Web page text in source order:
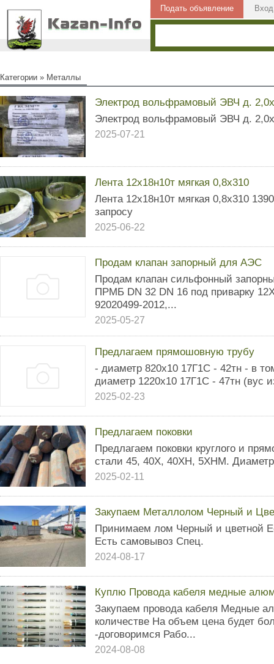
Подать объявление Вход
Категории » Металлы
Электрод вольфрамовый ЭВЧ д.
Электрод вольфрамовый ЭВЧ д.
2025-07-21
Лента 12х18н10т мягкая 0,8х310
Лента 12х18н10т мягкая 0,8х310
запросу
2025-06-22
Продам клапан запорный для АЭС
Продам клапан сильфонный
ПРМБ DN 32 DN 16 под приварку
92020499-2012,...
2025-05-27
Предлагаем прямошовную трубу
- диаметр 820х10 17Г1С - 42тн - в
диаметр 1220х10 17Г1С - 47тн (вус
2025-02-23
Предлагаем поковки
Предлагаем поковки круглого и
стали 45, 40Х, 40ХН, 5ХНМ.
2025-02-11
Закупаем Металлолом Черный и
Принимаем лом Черный и цветной
Есть самовывоз Спец.
2024-08-17
Куплю Провода кабеля медные
Закупаем провода кабеля Медные
количестве На объем цена будет
-договоримся Рабо...
2024-08-08